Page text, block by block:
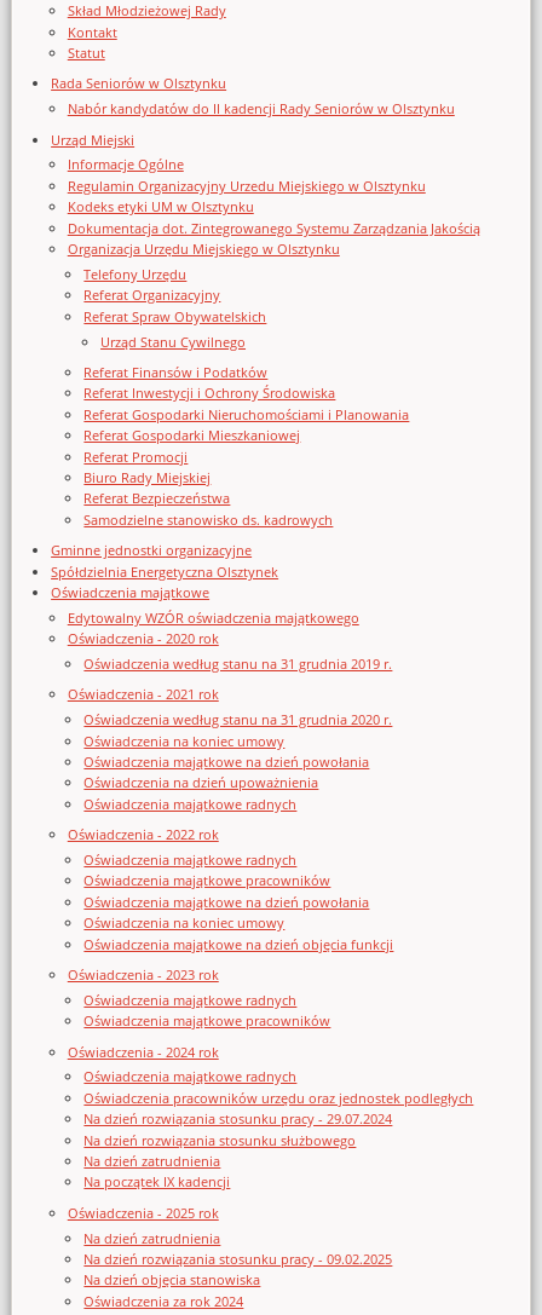
Skład Młodzieżowej Rady
Kontakt
Statut
Rada Seniorów w Olsztynku
Nabór kandydatów do II kadencji Rady Seniorów w Olsztynku
Urząd Miejski
Informacje Ogólne
Regulamin Organizacyjny Urzedu Miejskiego w Olsztynku
Kodeks etyki UM w Olsztynku
Dokumentacja dot. Zintegrowanego Systemu Zarządzania Jakością
Organizacja Urzędu Miejskiego w Olsztynku
Telefony Urzędu
Referat Organizacyjny
Referat Spraw Obywatelskich
Urząd Stanu Cywilnego
Referat Finansów i Podatków
Referat Inwestycji i Ochrony Środowiska
Referat Gospodarki Nieruchomościami i Planowania
Referat Gospodarki Mieszkaniowej
Referat Promocji
Biuro Rady Miejskiej
Referat Bezpieczeństwa
Samodzielne stanowisko ds. kadrowych
Gminne jednostki organizacyjne
Spółdzielnia Energetyczna Olsztynek
Oświadczenia majątkowe
Edytowalny WZÓR oświadczenia majątkowego
Oświadczenia - 2020 rok
Oświadczenia według stanu na 31 grudnia 2019 r.
Oświadczenia - 2021 rok
Oświadczenia według stanu na 31 grudnia 2020 r.
Oświadczenia na koniec umowy
Oświadczenia majątkowe na dzień powołania
Oświadczenia na dzień upoważnienia
Oświadczenia majątkowe radnych
Oświadczenia - 2022 rok
Oświadczenia majątkowe radnych
Oświadczenia majątkowe pracowników
Oświadczenia majątkowe na dzień powołania
Oświadczenia na koniec umowy
Oświadczenia majątkowe na dzień objęcia funkcji
Oświadczenia - 2023 rok
Oświadczenia majątkowe radnych
Oświadczenia majątkowe pracowników
Oświadczenia - 2024 rok
Oświadczenia majątkowe radnych
Oświadczenia pracowników urzędu oraz jednostek podległych
Na dzień rozwiązania stosunku pracy - 29.07.2024
Na dzień rozwiązania stosunku służbowego
Na dzień zatrudnienia
Na początek IX kadencji
Oświadczenia - 2025 rok
Na dzień zatrudnienia
Na dzień rozwiązania stosunku pracy - 09.02.2025
Na dzień objęcia stanowiska
Oświadczenia za rok 2024